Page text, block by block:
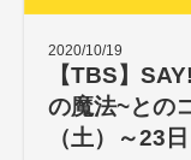
2020/10/19
【TBS】
の魔法~との
（土）～23日